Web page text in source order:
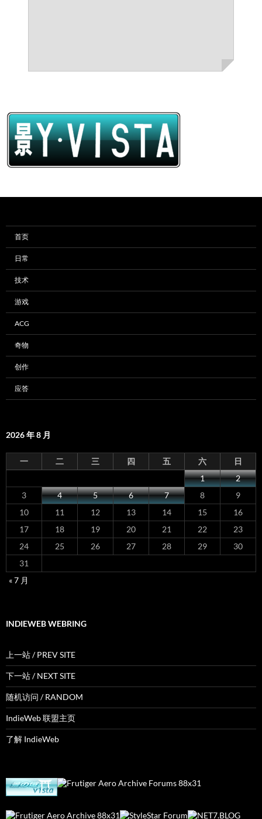
首页
日常
技术
游戏
ACG
奇物
创作
应答
2026 年 8 月
一 二 三 四 五 六
日
1
2
3
4 5 6 7 8
9
10
11 12 13 14 15
16
17
18 19 20 21 22
23
24
25 26 27 28 29
30
31
« 7 月
INDIEWEB WEBRING
上一站 / PREV SITE
下一站 / NEXT SITE
随机访问 / RANDOM
IndieWeb 联盟主页
了解 IndieWeb